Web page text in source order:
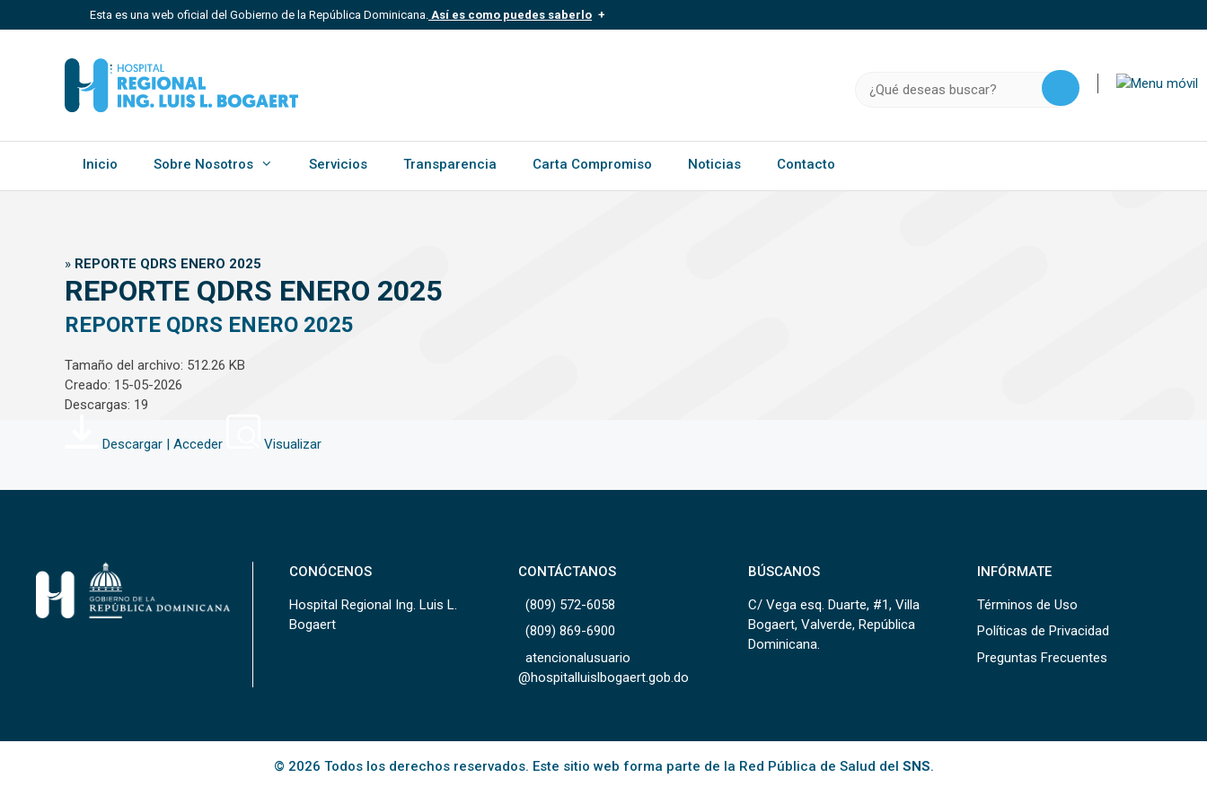
al
Esta es una web oficial del Gobierno de la República Dominicana. Así es como puedes saberlo
Un sitio .gob.do, .gov.do o .mil.do significa que pertenece a una organización oficial del
Estado dominicano.
.gob.do o .gov.do. Comparte información confidencial solo en este tipo de sitios.
Inicio Sobre Nosotros Servicios Transparencia Carta Compromiso Noticias Contacto
» REPORTE QDRS ENERO 2025
REPORTE QDRS ENERO 2025
REPORTE QDRS ENERO 2025
Tamaño del archivo: 512.26 KB
Creado: 15-05-2026
Descargas: 19
Descargar | Acceder Visualizar
CONÓCENOS
Hospital Regional Ing. Luis L.
Bogaert
CONTÁCTANOS
(809) 572-6058
(809) 869-6900
atencionalusuario
@hospitalluislbogaert.gob.do
BÚSCANOS
C/ Vega esq. Duarte, #1, Villa
Bogaert, Valverde, República
Dominicana.
INFÓRMATE
Términos de Uso
Políticas de Privacidad
Preguntas Frecuentes
© 2026 Todos los derechos reservados. Este sitio web forma parte de la Red Pública de Salud del SNS.